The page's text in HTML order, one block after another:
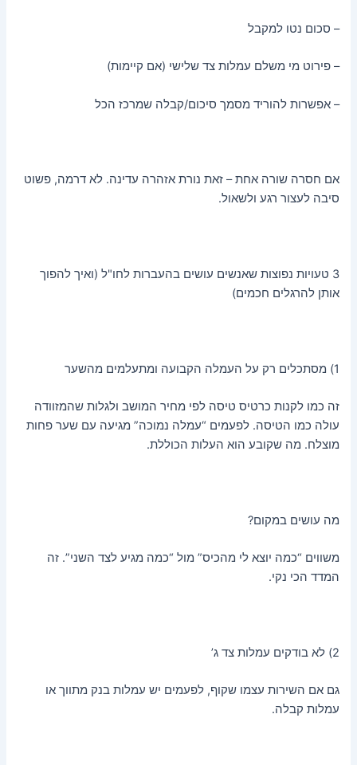
– סכום נטו למקבל
– פירוט מי משלם עמלות צד שלישי (אם קיימות)
– אפשרות להוריד מסמך סיכום/קבלה שמרכז הכל
אם חסרה שורה אחת – זאת נורת אזהרה עדינה. לא דרמה, פשוט
סיבה לעצור רגע ולשאול.
3 טעויות נפוצות שאנשים עושים בהעברות לחו"ל (ואיך להפוך
אותן להרגלים חכמים)
1) מסתכלים רק על העמלה הקבועה ומתעלמים מהשער
זה כמו לקנות כרטיס טיסה לפי מחיר המושב ולגלות שהמזוודה
עולה כמו הטיסה. לפעמים “עמלה נמוכה” מגיעה עם שער פחות
מוצלח. מה שקובע הוא העלות הכוללת.
מה עושים במקום?
משווים “כמה יוצא לי מהכיס” מול “כמה מגיע לצד השני”. זה
המדד הכי נקי.
2) לא בודקים עמלות צד ג’
גם אם השירות עצמו שקוף, לפעמים יש עמלות בנק מתווך או
עמלות קבלה.